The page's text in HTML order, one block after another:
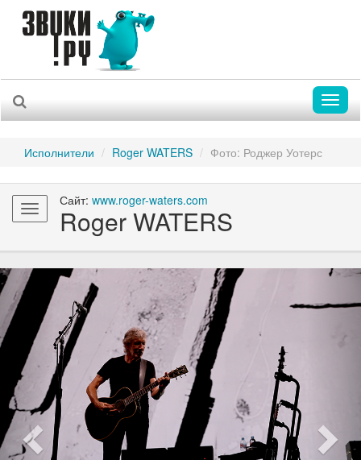
Исполнители Roger WATERS Фото: Роджер Уотерс
Toggle
navigation
Сайт: www.roger-waters.com
Roger WATERS
Previous